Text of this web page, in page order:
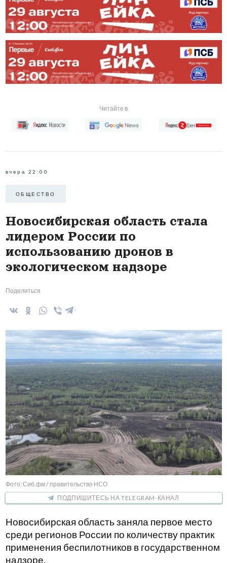
Читайте в
вчера 22:00
ОБЩЕСТВО
Новосибирская область стала
лидером России по
использованию дронов в
экологическом надзоре
Поделиться
Фото: Сиб.фм / правительство НСО
ПОДПИШИТЕСЬ НА TELEGRAM-КАНАЛ
Новосибирская область заняла первое место
среди регионов России по количеству практик
применения беспилотников в государственном
надзоре.